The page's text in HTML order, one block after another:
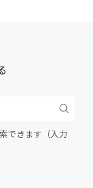
できます（入力